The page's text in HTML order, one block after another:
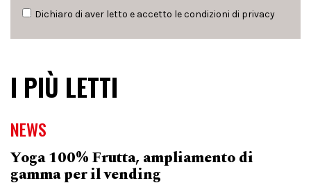
Dichiaro di aver letto e accetto le condizioni di privacy
I PIÙ LETTI
NEWS
Yoga 100% Frutta, ampliamento di
gamma per il vending